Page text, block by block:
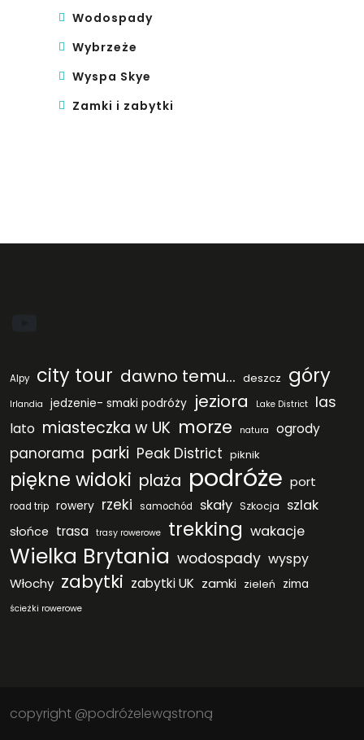
Wodospady
Wybrzeże
Wyspa Skye
Zamki i zabytki
Alpy city tour dawno temu... deszcz góry
Irlandia jedzenie- smaki podróży jeziora Lake District las
lato miasteczka w UK morze natura ogrody
panorama parki Peak District piknik
piękne widoki plaża podróże port
road trip rowery rzeki samochód skały Szkocja szlak
słońce trasa trasy rowerowe trekking wakacje
Wielka Brytania wodospady wyspy
Włochy zabytki zabytki UK zamki zieleń zima
ścieżki rowerowe
copyright @podróżelewąstroną